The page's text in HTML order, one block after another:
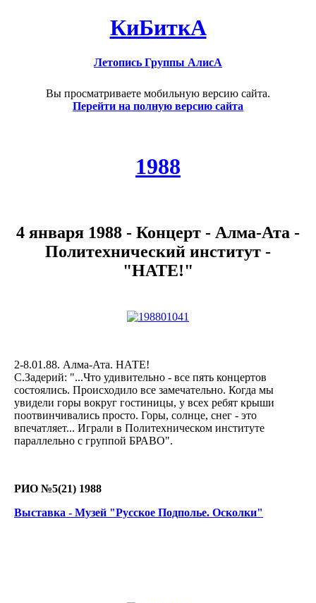
КиБиткА
Летопись Группы АлисА
Вы просматриваете мобильную версию сайта.
Перейти на полную версию сайта
1988
4 января 1988 - Концерт - Алма-Ата -
Политехнический институт -
"НАТЕ!"
2-8.01.88. Алма-Ата. НАТЕ!
С.Задерий: "...Что удивительно - все пять концертов
состоялись. Происходило все замечательно. Когда мы
увидели горы вокруг гостиницы, у всех ребят крыши
поотвинчивались просто. Горы, солнце, снег - это
впечатляет... Играли в Политехническом институте
параллельно с группой БРАВО".
РИО №5(21) 1988
Выставка - Музей "Русское Подполье. Осколки"